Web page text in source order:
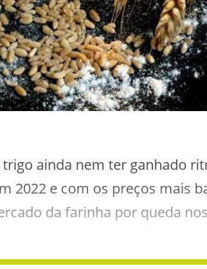
ainda nem ter ganhado
2022 e com os preços mais
da farinha por queda